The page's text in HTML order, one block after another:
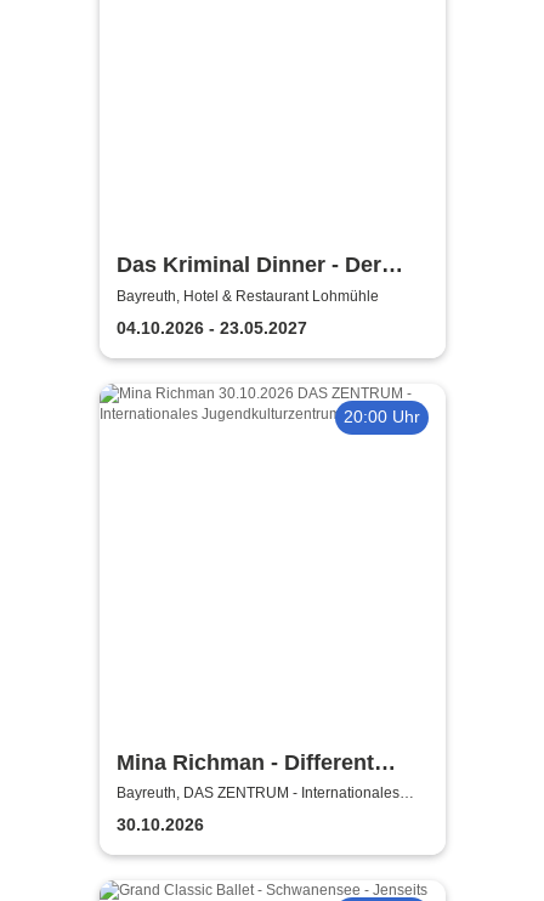
Das Kriminal Dinner - Der
Polterabendkiller
Bayreuth, Hotel & Restaurant Lohmühle
04.10.2026 - 23.05.2027
20:00 Uhr
Mina Richman - Different
Flavours Of Being Happy
Tour
Bayreuth, DAS ZENTRUM - Internationales
Jugendkulturzentrum Bayreuth
30.10.2026